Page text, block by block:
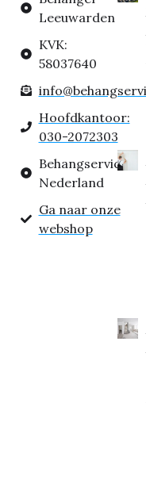
Leeuwarden
KVK:
58037640
Hoofdkantoor:
030-2072303
Behangservice
Nederland
Ga naar onze
webshop